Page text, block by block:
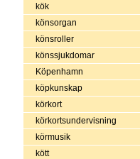
kök
könsorgan
könsroller
könssjukdomar
Köpenhamn
köpkunskap
körkort
körkortsundervisning
körmusik
kött